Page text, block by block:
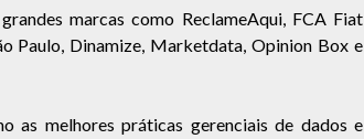
marcas como ReclameAqui, FCA Fiat
Paulo, Dinamize, Marketdata, Opinion Box e
as melhores práticas gerenciais de dados e